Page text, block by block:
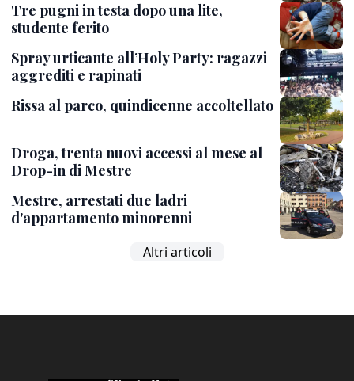
Tre pugni in testa dopo una lite,
studente ferito
Spray urticante all’Holy Party: ragazzi
aggrediti e rapinati
Rissa al parco, quindicenne accoltellato
Droga, trenta nuovi accessi al mese al
Drop-in di Mestre
Mestre, arrestati due ladri
d'appartamento minorenni
Altri articoli